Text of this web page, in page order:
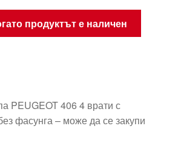
продуктът е наличен
PEUGEOT 406 4 врати с
фасунга – може да се закупи